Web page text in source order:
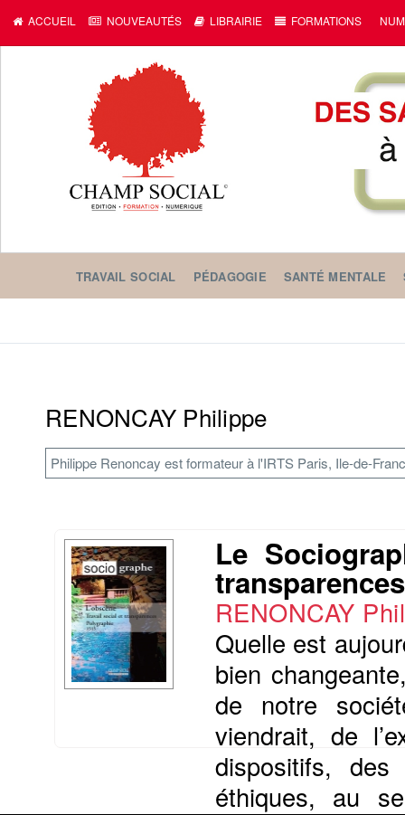
ACCUEIL NOUVEAUTÉS LIBRAIRIE FORMATIONS
TRAVAIL SOCIAL PÉDAGOGIE SANTÉ MENTALE
RENONCAY Philippe
Philippe Renoncay est formateur à l'IRTS Paris, Ile-de-
Le
transparences
RENONCAY
Quelle est
bien
de notre
viendrait, de
dispositifs,
éthiques, au